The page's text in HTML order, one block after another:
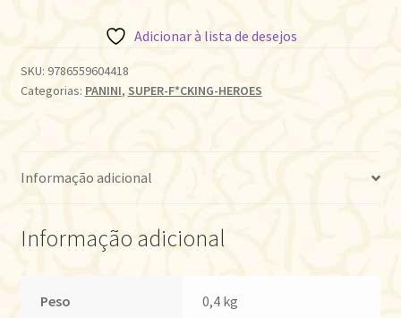
quantidade
Adicionar à lista de desejos
SKU: 9786559604418
Categorias: PANINI, SUPER-F*CKING-HEROES
Informação adicional
Informação adicional
Peso 0,4 kg